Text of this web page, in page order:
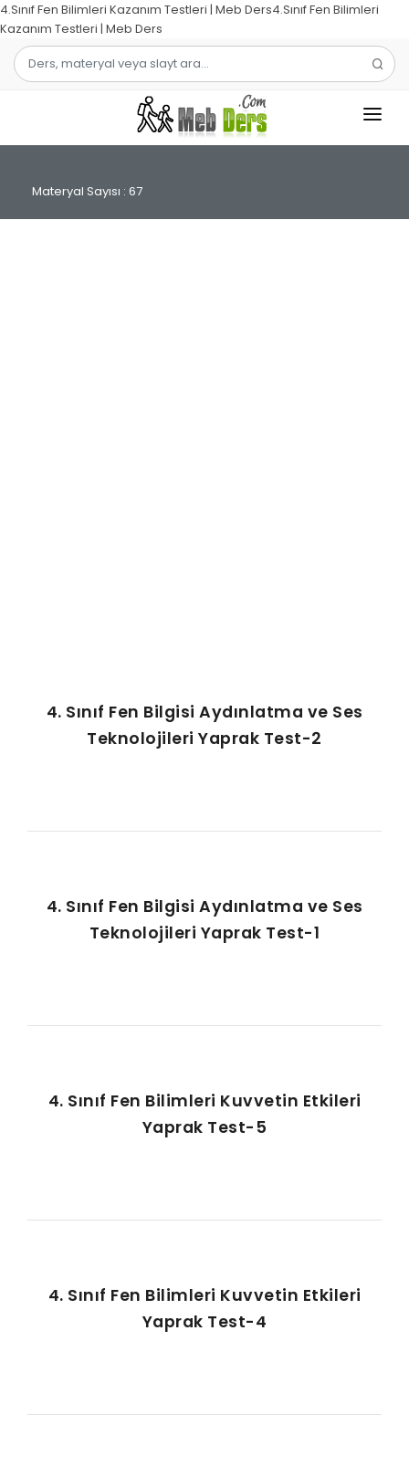
4.Sınıf Fen Bilimleri Kazanım Testleri | Meb Ders4.Sınıf Fen Bilimleri
Kazanım Testleri | Meb Ders
1.SINIF
2.SINIF
Materyal Sayısı : 67
4. Sınıf Fen Bilgisi Aydınlatma ve Ses
Teknolojileri Yaprak Test-2
4. Sınıf Fen Bilgisi Aydınlatma ve Ses
Teknolojileri Yaprak Test-1
4. Sınıf Fen Bilimleri Kuvvetin Etkileri
Yaprak Test-5
4. Sınıf Fen Bilimleri Kuvvetin Etkileri
Yaprak Test-4